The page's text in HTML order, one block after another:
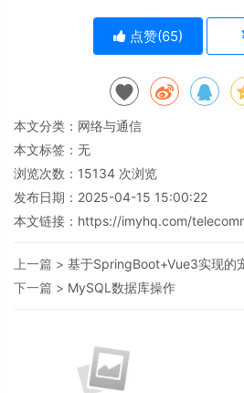
点赞(65)
本文分类： 网络与通信
本文标签：无
浏览次数： 15134 次浏览
发布日期：2025-04-15 15:00:22
本文链接： https://imyhq.com/
上一篇 > 基于SpringBoot+Vue3实现的
下一篇 > MySQL数据库操作